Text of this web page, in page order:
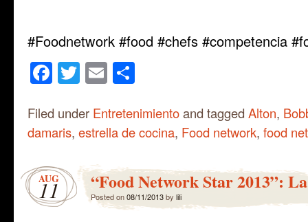
#Foodnetwork #food #chefs #competencia
Facebook
Twitter
Email
Filed under Entretenimientoand tagged Alton,
damaris, estrella de cocina, Food network, food
AUG
11 “Food Network Star 2013”:
Posted on08/11/2013by lili